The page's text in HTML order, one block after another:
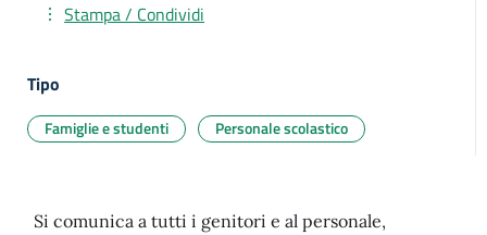
Stampa / Condividi
Tipo
Famiglie e studenti Personale scolastico
Si comunica a tutti i genitori e al personale,